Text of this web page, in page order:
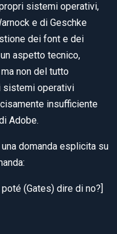
sistemi operativi,
e di Geschke
dei font e dei
aspetto tecnico,
non del tutto
sistemi operativi
insufficiente
Adobe.
domanda esplicita su
(Gates) dire di no?]